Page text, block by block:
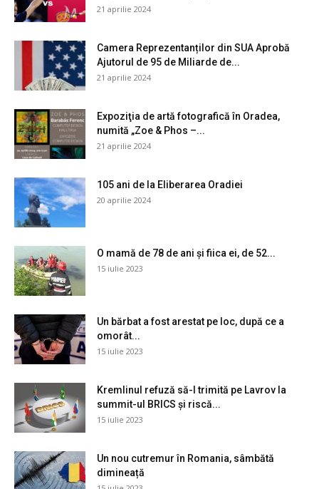
21 aprilie 2024
Camera Reprezentanților din SUA Aprobă
Ajutorul de 95 de Miliarde de...
21 aprilie 2024
Expoziţia de artă fotografică în Oradea,
numită „Zoe & Phos –...
21 aprilie 2024
105 ani de la Eliberarea Oradiei
20 aprilie 2024
O mamă de 78 de ani și fiica ei, de 52...
15 iulie 2023
Un bărbat a fost arestat pe loc, după ce a
omorât...
15 iulie 2023
Kremlinul refuză să-l trimită pe Lavrov la
summit-ul BRICS și riscă...
15 iulie 2023
Un nou cutremur în Romania, sâmbătă
dimineață